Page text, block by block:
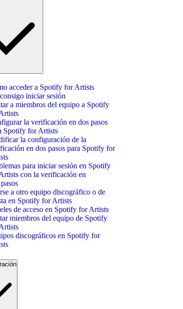
acceder a Spotify for Artists
iniciar sesión
a miembros del equipo a Spotify
la verificación en dos pasos
Spotify for Artists
la configuración de la
en dos pasos para Spotify for
para iniciar sesión en Spotify
con la verificación en
a otro equipo discográfico o de
en Spotify for Artists
de acceso en Spotify for Artists
miembros del equipo de Spotify
discográficos en Spotify for